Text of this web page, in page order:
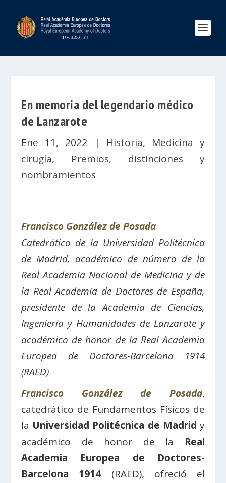
En memoria del legendario médico
de Lanzarote
Ene 11, 2022 | Historia, Medicina y
cirugía, Premios, distinciones y
nombramientos
Francisco González de Posada
Catedrático de la Universidad Politécnica
de Madrid, académico de número de la
Real Academia Nacional de Medicina y de
la Real Academia de Doctores de España,
presidente de la Academia de Ciencias,
Ingeniería y Humanidades de Lanzarote y
académico de honor de la Real Academia
Europea de Doctores-Barcelona 1914
(RAED)
Francisco González de Posada,
catedrático de Fundamentos Físicos de
la Universidad Politécnica de Madrid y
académico de honor de la Real
Academia Europea de Doctores-
Barcelona 1914 (RAED), ofreció el